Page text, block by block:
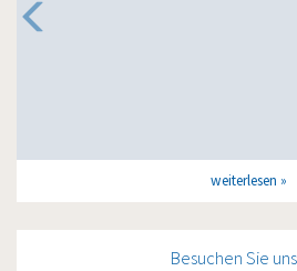
weiterlesen
Besuchen Sie